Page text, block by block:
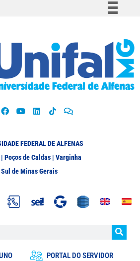
Participe
Acesso à informação
Legislação
FEDERAL DE ALFENAS
Poços de Caldas | Varginha
Sul de Minas Gerais
PORTAL DO SERVIDOR